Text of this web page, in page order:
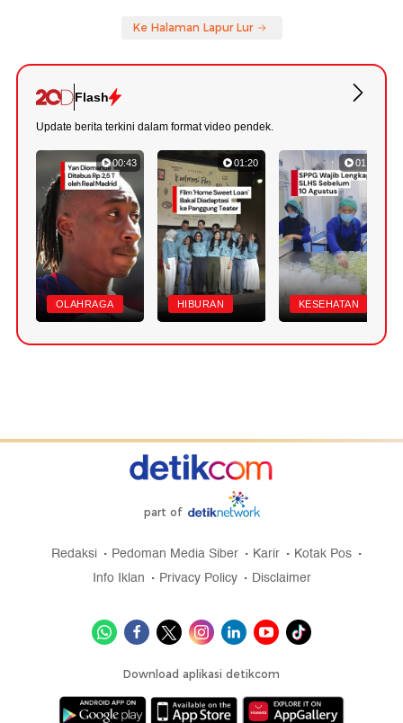
Ke Halaman Lapur Lur
Flash
Update berita terkini dalam format video pendek.
00:43
OLAHRAGA
01:20
HIBURAN
01:07
KESEHATAN
part of
Redaksi Pedoman Media Siber Karir
Kotak Pos
Info Iklan
Privacy Policy Disclaimer
Download aplikasi detikcom